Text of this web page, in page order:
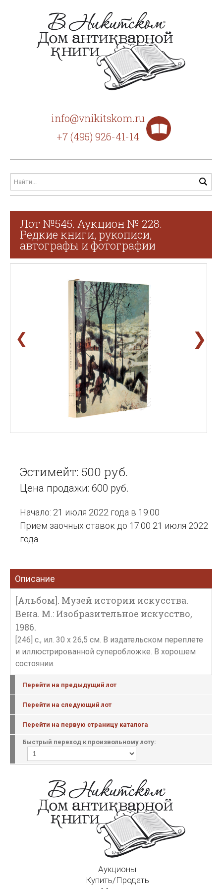
info@vnikitskom.ru
+7 (495) 926-41-14
Лот №545. Аукцион № 228.
Редкие книги, рукописи,
автографы и фотографии
❮ ❯
Эстимейт: 500 руб.
Цена продажи: 600 руб.
Начало: 21 июля 2022 года в 19:00
Прием заочных ставок до 17:00 21 июля 2022
года
Описание
[Альбом]. Музей истории искусства.
Вена. М.: Изобразительное искусство,
1986.
[246] с., ил. 30 х 26,5 см. В издательском переплете
и иллюстрированной суперобложке. В хорошем
состоянии.
Перейти на предыдущий лот
Перейти на следующий лот
Перейти на первую страницу каталога
Быстрый переход к произвольному лоту:
Аукционы
Купить/Продать